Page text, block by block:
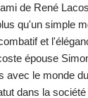
de René
qu'un simple
et
épouse
avec le monde
dans la